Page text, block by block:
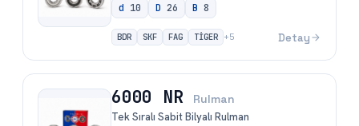
d 10 D 26 B 8
BDR SKF FAG TİGER +5 Detay
6000 NR Rulman
Tek Sıralı Sabit Bilyalı Rulman